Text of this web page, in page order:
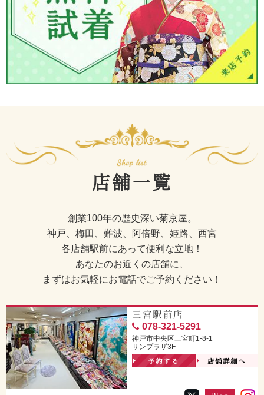
店舗一覧
創業100年の歴史深い菊京屋。
神戸、梅田、難波、阿倍野、姫路、西宮
各店舗駅前にあって便利な立地！
あなたのお近くの店舗に、
まずはお気軽にお電話でご予約ください！
三宮駅前店
078-321-5291
神戸市中央区三宮町1-8-1
サンプラザ3F
予約する 店舗詳細へ